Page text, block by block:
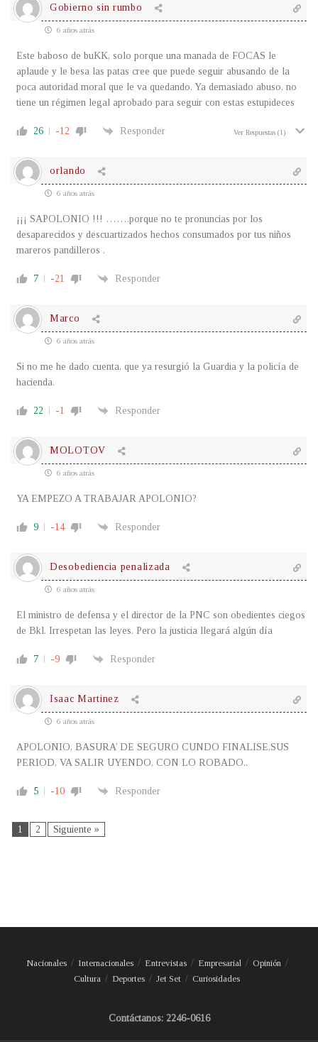
Gobierno sin rumbo
6 años atrás
Este baboso de buKK, solo porque una manada de FOCAS le
aplaude y le besa las patas cree que puede seguir abusando de la
poca autoridad moral que le va quedando. Ya demasiado abuso, no
tiene un régimen legal aprobado para seguir con estas estupideces
26 -12 Responder Ver Respuestas (1)
orlando
6 años atrás
¡¡¡ SAPOLONIO !!! …….porque no te pronuncias por los
desaparecidos y descuartizados hechos consumados por tus niños
mareros pandilleros .
7 -21 Responder
Marco
6 años atrás
Si no me he dado cuenta, que ya resurgió la Guardia y la policía de
hacienda.
22 -1 Responder
MOLOTOV
6 años atrás
YA EMPEZO A TRABAJAR APOLONIO?
9 -14 Responder
Desobediencia penalizada
6 años atrás
El ministro de defensa y el director de la PNC son obedientes ciegos
de Bkl. Irrespetan las leyes. Pero la justicia llegará algún día
7 -9 Responder
Isaac Martinez
6 años atrás
APOLONIO, BASURA’ DE SEGURO CUNDO FINALISE,SUS
PERIOD, VA SALIR UYENDO, CON LO ROBADO..
5 -10 Responder
1 2 Siguiente »
Nacionales Internacionales Entrevistas Empresarial
Opinión
Cultura
Deportes Jet Set Curiosidades
Contáctanos: 2246-0616